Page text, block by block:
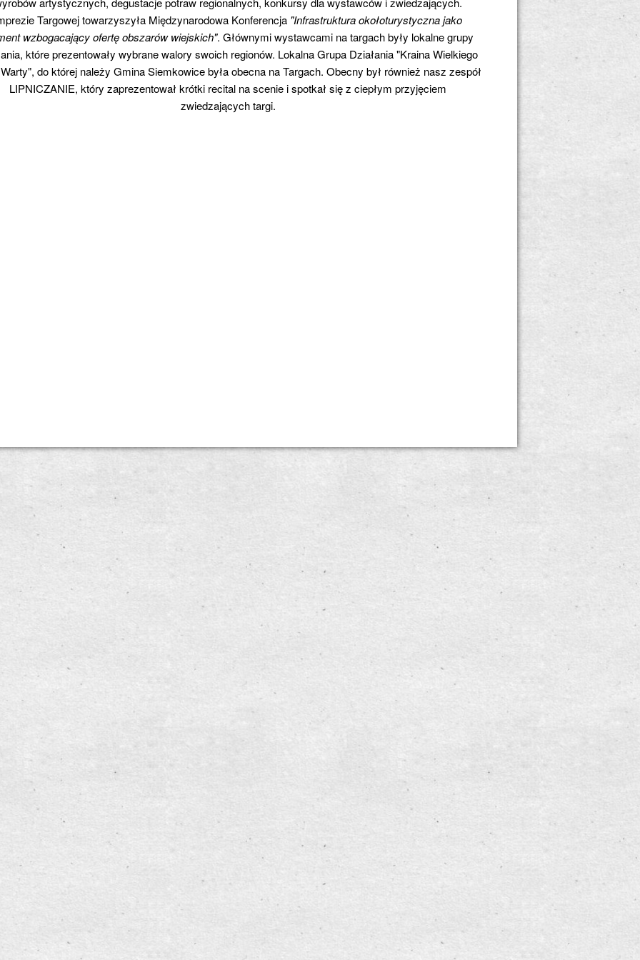
Targowej towarzyszyła Międzynarodowa Konferencja "Infrastruktura okołoturystyczna jako
wzbogacający ofertę obszarów wiejskich". Głównymi wystawcami na targach były lokalne grupy
które prezentowały wybrane walory swoich regionów. Lokalna Grupa Działania "Kraina Wielkiego
do której należy Gmina Siemkowice była obecna na Targach. Obecny był również nasz zespół
LIPNICZANIE, który zaprezentował krótki recital na scenie i spotkał się z ciepłym przyjęciem
zwiedzających targi.